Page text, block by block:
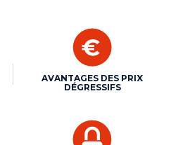
AVANTAGES DES PRIX
DÉGRESSIFS